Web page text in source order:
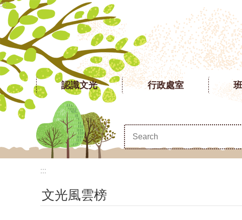
跳到主要內容區塊
:::
認識文光 行政處室
:::
文光風雲榜